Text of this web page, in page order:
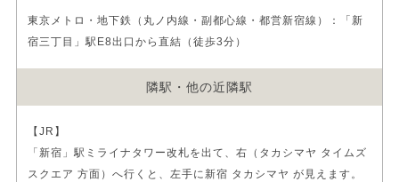
東京メトロ・地下鉄（丸ノ内線・副都心線・都営新宿線）：「新
宿三丁目」駅E8出口から直結（徒歩3分）
隣駅・他の近隣駅
【JR】
「新宿」駅ミライナタワー改札を出て、右（タカシマヤ タイムズ
スクエア 方面）へ行くと、左手に新宿 タカシマヤ が見えます。